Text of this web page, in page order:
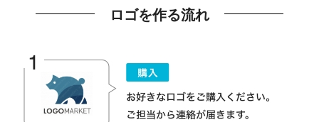
ロゴを作る流れ